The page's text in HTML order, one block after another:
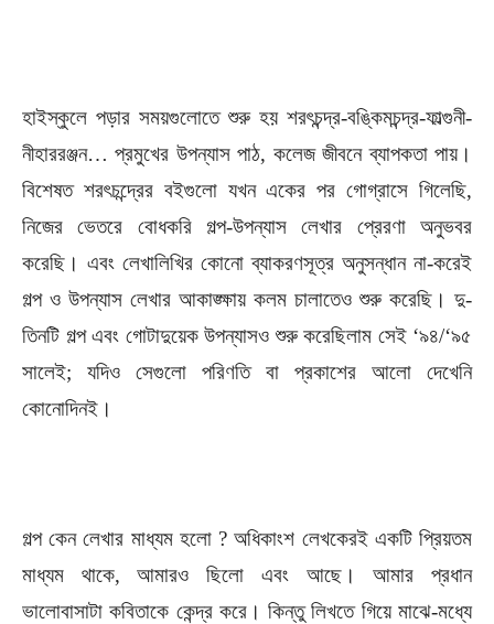
হাইস্কুলে পড়ার সময়গুলোতে শুরু হয় শরৎচন্দ্র-বঙ্কিমচন্দ্র-ফাল্গুনী-
নীহাররঞ্জন… প্রমুখের উপন্যাস পাঠ, কলেজ জীবনে ব্যাপকতা পায়।
বিশেষত শরৎচন্দ্রের বইগুলো যখন একের পর গোগ্রাসে গিলেছি,
নিজের ভেতরে বোধকরি গল্প-উপন্যাস লেখার প্রেরণা অনুভবর
করেছি। এবং লেখালিখির কোনো ব্যাকরণসূত্র অনুসন্ধান না-করেই
গল্প ও উপন্যাস লেখার আকাঙ্ক্ষায় কলম চালাতেও শুরু করেছি। দু-
তিনটি গল্প এবং গোটাদুয়েক উপন্যাসও শুরু করেছিলাম সেই ‘৯৪/‘৯৫
সালেই; যদিও সেগুলো পরিণতি বা প্রকাশের আলো দেখেনি
কোনোদিনই।
গল্প কেন লেখার মাধ্যম হলো ? অধিকাংশ লেখকেরই একটি প্রিয়তম
মাধ্যম থাকে, আমারও ছিলো এবং আছে। আমার প্রধান
ভালোবাসাটা কবিতাকে কেন্দ্র করে। কিন্তু লিখতে গিয়ে মাঝে-মধ্যে